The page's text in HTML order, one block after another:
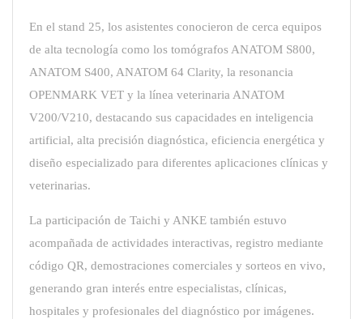
En el stand 25, los asistentes conocieron de cerca equipos
de alta tecnología como los tomógrafos ANATOM S800,
ANATOM S400, ANATOM 64 Clarity, la resonancia
OPENMARK VET y la línea veterinaria ANATOM
V200/V210, destacando sus capacidades en inteligencia
artificial, alta precisión diagnóstica, eficiencia energética y
diseño especializado para diferentes aplicaciones clínicas y
veterinarias.
La participación de Taichi y ANKE también estuvo
acompañada de actividades interactivas, registro mediante
código QR, demostraciones comerciales y sorteos en vivo,
generando gran interés entre especialistas, clínicas,
hospitales y profesionales del diagnóstico por imágenes.